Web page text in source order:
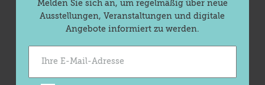
Melden Sie sich an, um regelmäßig über neue
Ausstellungen, Veranstaltungen und digitale
Angebote informiert zu werden.